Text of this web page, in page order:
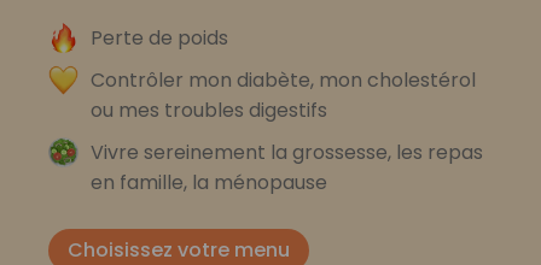
Perte de poids
Contrôler mon diabète, mon cholestérol
ou mes troubles digestifs
Vivre sereinement la grossesse, les repas
en famille, la ménopause
Choisissez votre menu